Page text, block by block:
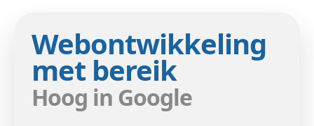
Webontwikkeling
met bereik
Hoog in Google